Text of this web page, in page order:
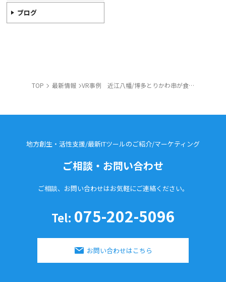
ブログ
TOP 最新情報 VR事例 近江八幡/博多とりかわ串が食べれるお店 串焼酒場 えみ菜
地方創生・活性支援/最新ITツールのご紹介/マーケティング
ご相談・お問い合わせ
ご相談、お問い合わせはお気軽にご連絡ください。
Tel: 075-202-5096
お問い合わせはこちら